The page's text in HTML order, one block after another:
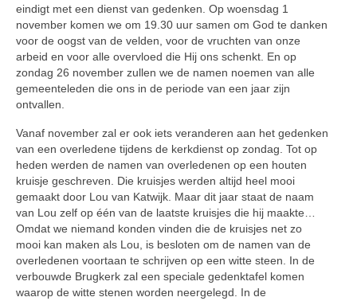
eindigt met een dienst van gedenken. Op woens­dag 1
november komen we om 19.30 uur samen om God te danken
voor de oogst van de velden, voor de vruchten van onze
arbeid en voor alle overvloed die Hij ons schenkt. En op
zondag 26 november zullen we de namen noemen van alle
gemeen­teleden die ons in de periode van een jaar zijn
ontvallen.
Vanaf november zal er ook iets ver­anderen aan het gedenken
van een overledene tijdens de kerkdienst op zondag. Tot op
heden werden de na­men van overledenen op een houten
kruisje geschreven. Die kruisjes wer­den altijd heel mooi
gemaakt door Lou van Katwijk. Maar dit jaar staat de naam
van Lou zelf op één van de laatste kruisjes die hij maakte…
Om­dat we niemand konden vinden die de kruisjes net zo
mooi kan maken als Lou, is besloten om de namen van de
overledenen voortaan te schrijven op een witte steen. In de
verbouwde Brugkerk zal een speciale gedenktafel komen
waarop de witte stenen worden neergelegd. In de